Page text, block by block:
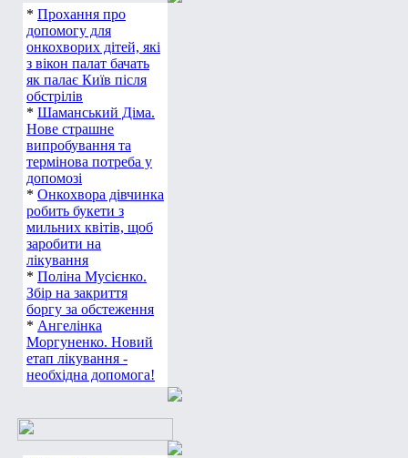
* Прохання про
допомогу для
онкохворих дітей, які
з вікон палат бачать
як палає Київ після
обстрілів
* Шаманський Діма.
Нове страшне
випробування та
термінова потреба у
допомозі
* Онкохвора дівчинка
робить букети з
мильних квітів, щоб
заробити на
лікування
* Поліна Мусієнко.
Збір на закриття
боргу за обстеження
* Ангелінка
Моргуненко. Новий
етап лікування -
необхідна допомога!